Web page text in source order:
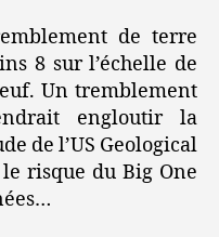
de terre
8 sur l’échelle de
Un tremblement
engloutir la
de l’US Geological
risque du Big One